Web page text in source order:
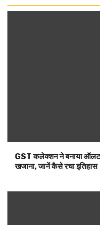
GST कलेक्शन ने बनाया
खजाना, जानें कैसे रचा